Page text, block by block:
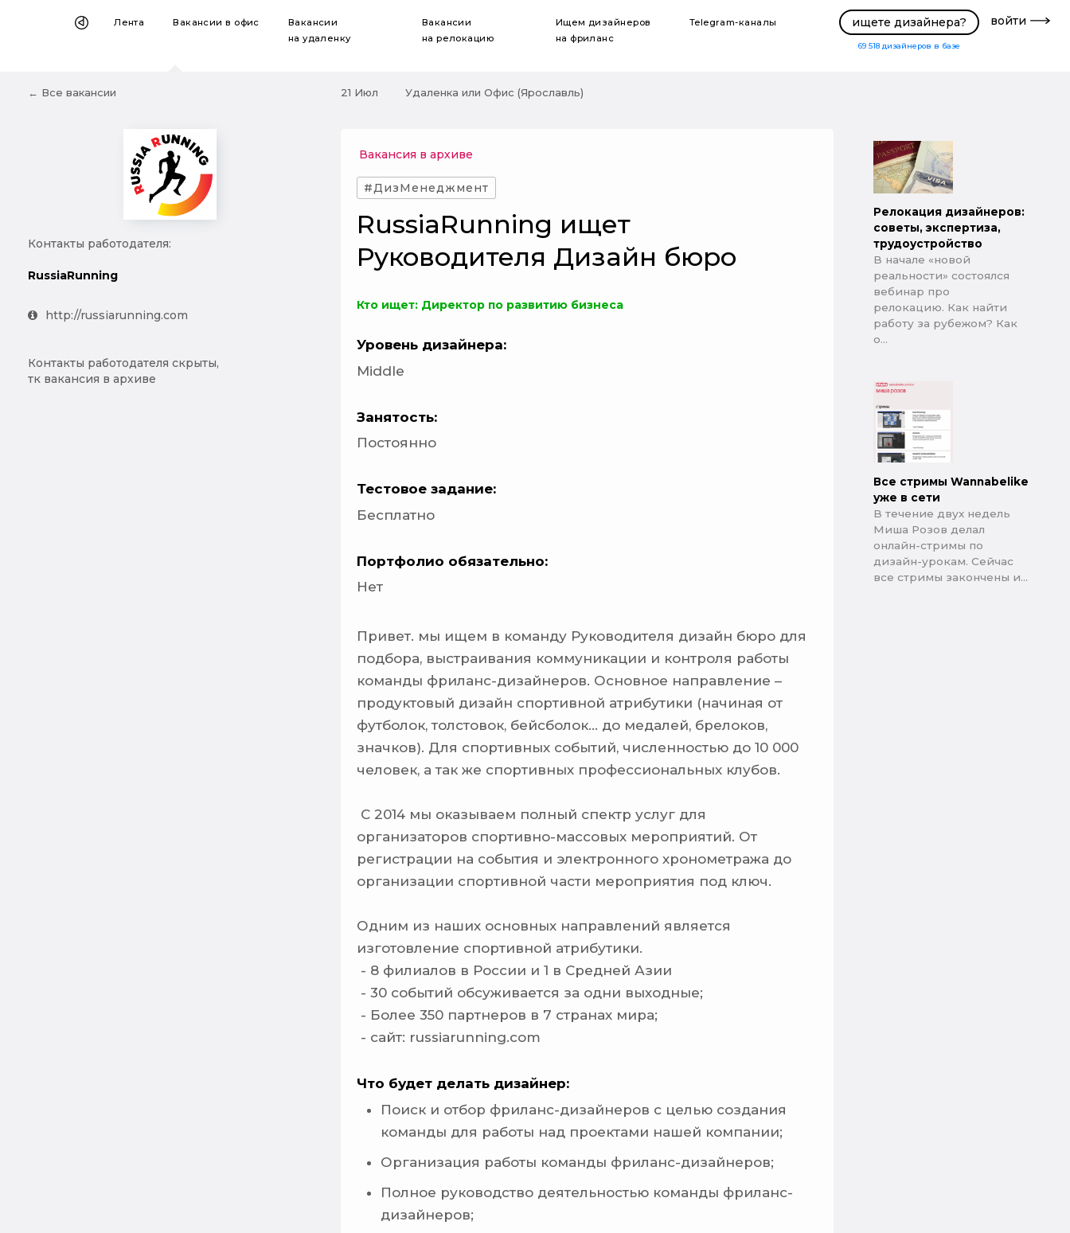
Лента Вакансиив офис
Вакансии
на удаленку
Вакансии
на релокацию
Ищем дизайнеров
на фриланс
Telegram-каналы ищете дизайнера?
69 518 дизайнеров в базе
войти
← Все вакансии 21 Июл Удаленка или Офис (Ярославль)
Контакты работодателя:
RussiaRunning
http://russiarunning.com
Контакты работодателя скрыты,
тк вакансия в архиве
Вакансия в архиве
#ДизМенеджмент
RussiaRunning ищет
Руководителя Дизайн бюро
Кто ищет: Директор по развитию бизнеса
Уровень дизайнера:
Middle
Занятость:
Постоянно
Тестовое задание:
Бесплатно
Портфолио обязательно:
Нет
Привет. мы ищем в команду Руководителя дизайн бюро для
подбора, выстраивания коммуникации и контроля работы
команды фриланс-дизайнеров. Основное направление –
продуктовый дизайн спортивной атрибутики (начиная от
футболок, толстовок, бейсболок... до медалей, брелоков,
значков). Для спортивных событий, численностью до 10 000
человек, а так же спортивных профессиональных клубов.
С 2014 мы оказываем полный спектр услуг для
организаторов спортивно-массовых мероприятий. От
регистрации на события и электронного хронометража до
организации спортивной части мероприятия под ключ.
Одним из наших основных направлений является
изготовление спортивной атрибутики.
- 8 филиалов в России и 1 в Средней Азии
- 30 событий обсуживается за одни выходные;
- Более 350 партнеров в 7 странах мира;
- сайт: russiarunning.com
Что будет делать дизайнер:
Поиск и отбор фриланс-дизайнеров с целью создания
команды для работы над проектами нашей компании;
Организация работы команды фриланс-дизайнеров;
Полное руководство деятельностью команды фриланс-
дизайнеров;
Релокация дизайнеров:
советы, экспертиза,
трудоустройство
В начале «новой
реальности» состоялся
вебинар про
релокацию. Как найти
работу за рубежом? Как
о...
Все стримы Wannabelike
уже в сети
В течение двух недель
Миша Розов делал
онлайн-стримы по
дизайн-урокам. Сейчас
все стримы закончены и...